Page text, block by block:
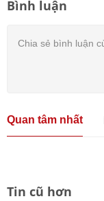
Bình luận
Quan tâm nhất
Tin cũ hơn